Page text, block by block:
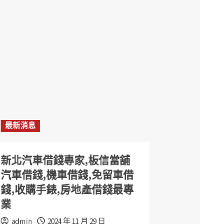
最新消息
新北汽車借錢專家,板信當舖
汽車借錢,機車借錢,免留車借
錢,收購手錶,房地產借錢最專
業
admin 2024 年 11 月 29 日